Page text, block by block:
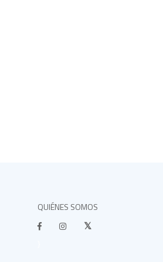
QUIÉNES SOMOS